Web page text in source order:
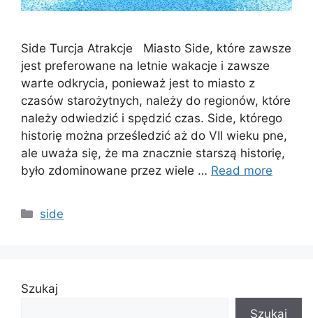
Side Turcja Atrakcje Miasto Side, które zawsze
jest preferowane na letnie wakacje i zawsze
warte odkrycia, ponieważ jest to miasto z
czasów starożytnych, należy do regionów, które
należy odwiedzić i spędzić czas. Side, którego
historię można prześledzić aż do VII wieku pne,
ale uważa się, że ma znacznie starszą historię,
było zdominowane przez wiele … Read more
Categories
side
Szukaj
Szukaj